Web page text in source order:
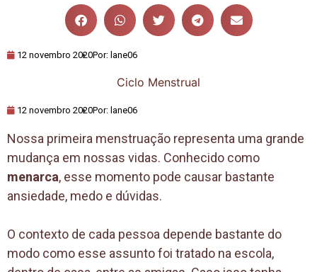
12 novembro 2020Por: lane06
Ciclo Menstrual
12 novembro 2020Por: lane06
Nossa primeira menstruação representa uma grande
mudança em nossas vidas. Conhecido como
menarca, esse momento pode causar bastante
ansiedade, medo e dúvidas.
O contexto de cada pessoa depende bastante do
modo como esse assunto foi tratado na escola,